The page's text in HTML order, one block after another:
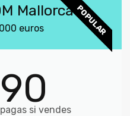
Mallorca
euros
si vendes
POPULAR